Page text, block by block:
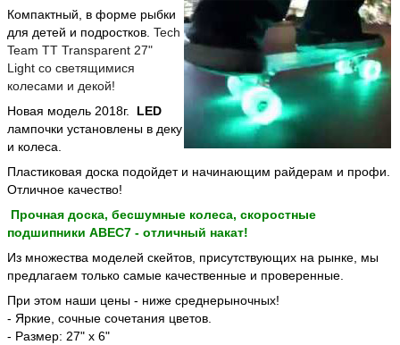
Компактный, в форме рыбки
для детей и подростков. Tech
Team TT Transparent 27"
Light со светящимися
колесами и декой!
Новая модель 2018г. LED
лампочки установлены в деку
и колеса.
Пластиковая доска подойдет и начинающим райдерам и профи.
Отличное качество!
Прочная доска, бесшумные колеса, скоростные
подшипники ABEC7 - отличный накат!
Из множества моделей скейтов, присутствующих на рынке, мы
предлагаем только самые качественные и проверенные.
При этом наши цены - ниже среднерыночных!
- Яркие, сочные сочетания цветов.
- Размер: 27" х 6"